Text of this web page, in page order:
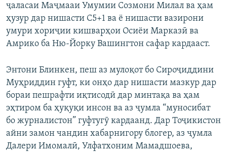
ҷаласаи Маҷмааи Умумии Созмони Милал ва ҳам
ҳузур дар нишасти С5+1 ва ё нишасти вазирони
умури хориҷии кишварҳои Осиёи Марказӣ ва
Амрико ба Ню-Йорку Вашингтон сафар кардааст.
Энтони Блинкен, пеш аз мулоқот бо Сироҷиддини
Муҳриддин гуфт, ки онҳо дар нишасти мазкур дар
бораи пешрафти иқтисодӣ дар минтақа ва ҳам
эҳтиром ба ҳуқуқи инсон ва аз ҷумла “муносибат
бо журналистон” гуфтугӯ кардаанд. Дар Тоҷикистон
айни замон чандин хабарнигору блогер, аз ҷумла
Далери Имомалӣ, Улфатхоним Мамадшоева,